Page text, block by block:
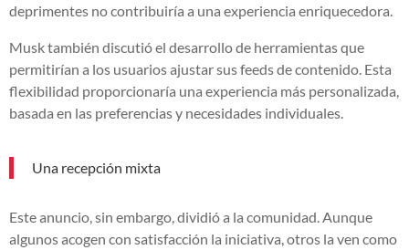
deprimentes no contribuiría a una experiencia enriquecedora.
Musk también discutió el desarrollo de herramientas que
permitirían a los usuarios ajustar sus feeds de contenido. Esta
flexibilidad proporcionaría una experiencia más personalizada,
basada en las preferencias y necesidades individuales.
Una recepción mixta
Este anuncio, sin embargo, dividió a la comunidad. Aunque
algunos acogen con satisfacción la iniciativa, otros la ven como